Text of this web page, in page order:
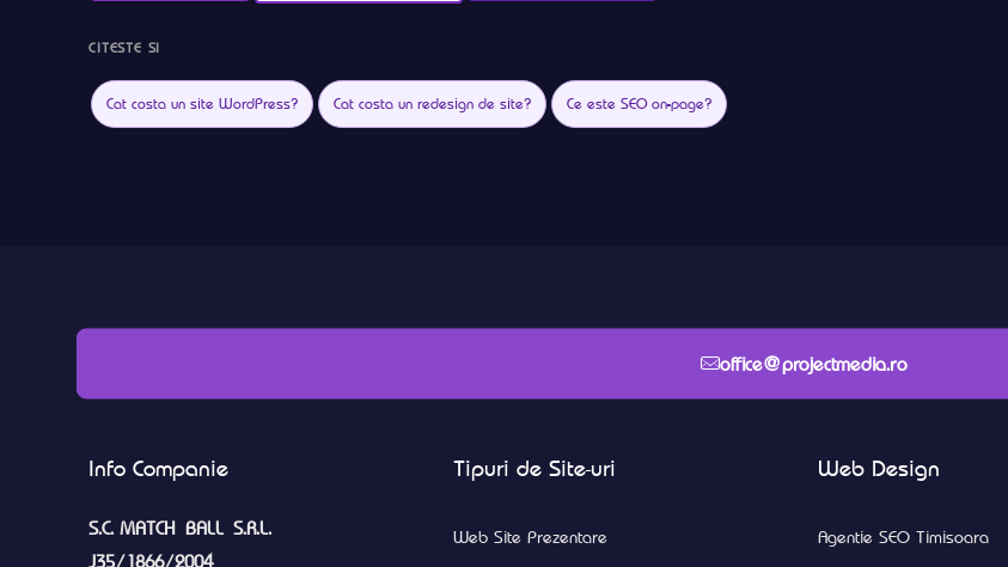
CITESTE SI
Cat costa un site WordPress? Cat costa un redesign de site? Ce este SEO on-page?
office@projectmedia.ro
Info Companie
S.C. MATCH BALL S.R.L.
J35/1866/2004
Tipuri de Site-uri
Web Site Prezentare
Web Design
Agentie SEO Timisoara